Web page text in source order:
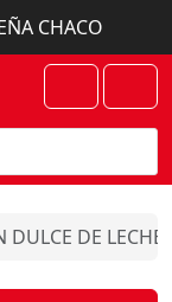
CHACO
Account
Cart
DULCE DE